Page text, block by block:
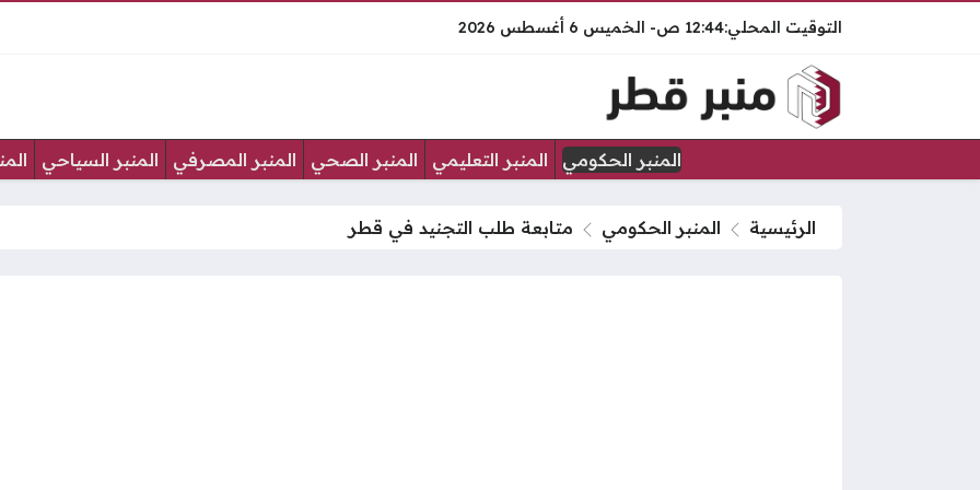
12:44 ص الخميس 6 أغسطس 2026
المنبر الحكومي المنبر التعليمي المنبر الصحي المنبر المصرفي المنبر السياحي
الرئيسية المنبر الحكومي متابعة طلب التجنيد في قطر